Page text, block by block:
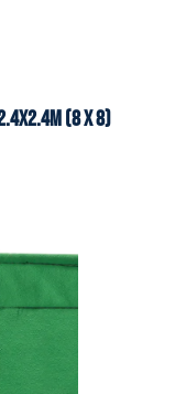
(8 x 8)